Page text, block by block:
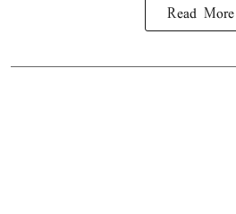
Read More